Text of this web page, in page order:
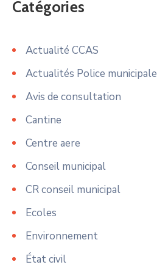
Catégories
Actualité CCAS
Actualités Police municipale
Avis de consultation
Cantine
Centre aere
Conseil municipal
CR conseil municipal
Ecoles
Environnement
État civil